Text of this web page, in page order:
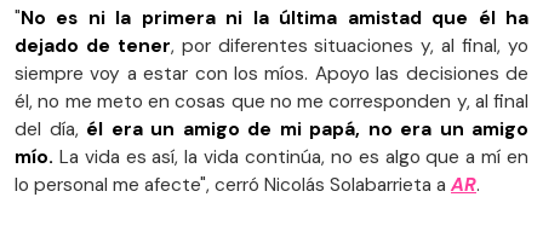
"No es ni la primera ni la última amistad que él ha
dejado de tener, por diferentes situaciones y, al final, yo
siempre voy a estar con los míos. Apoyo las decisiones de
él, no me meto en cosas que no me corresponden y, al final
del día, él era un amigo de mi papá, no era un amigo
mío. La vida es así, la vida continúa, no es algo que a mí en
lo personal me afecte", cerró Nicolás Solabarrieta a AR.